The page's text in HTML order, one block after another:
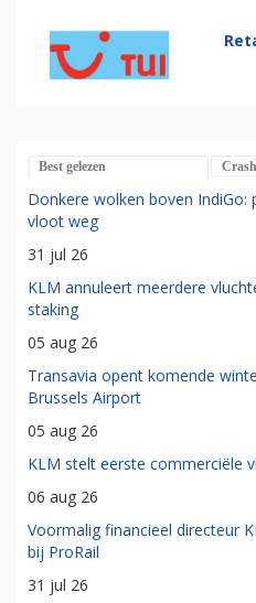
Best gelezen
Donkere wolken boven
vloot weg
31 jul 26
KLM annuleert meerdere
staking
05 aug 26
Transavia opent komende
Brussels Airport
05 aug 26
KLM stelt eerste commerciële
06 aug 26
Voormalig financieel directeur
bij ProRail
31 jul 26